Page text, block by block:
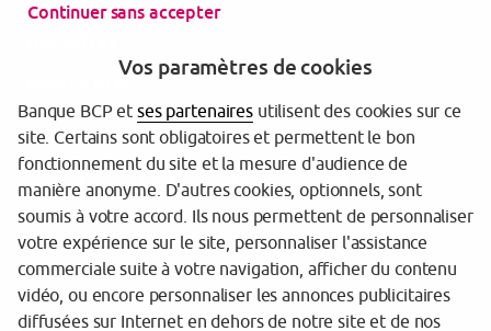
Tarifs et informations réglementaires
Continuer sans accepter
Vos paramètres de cookies
Banque BCP etses partenairesutilisent des cookies sur ce
site. Certains sont obligatoires et permettent le bon
fonctionnement du site et la mesure d'audience de
manière anonyme. D'autres cookies, optionnels, sont
soumis à votre accord. Ils nous permettent de personnaliser
votre expérience sur le site, personnaliser l'assistance
commerciale suite à votre navigation, afficher du contenu
vidéo, ou encore personnaliser les annonces publicitaires
diffusées sur Internet en dehors de notre site et de nos